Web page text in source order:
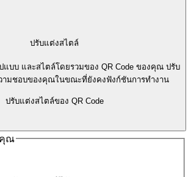
ปรับแต่งสไตล์
แบบ และสไตล์โดยรวมของ QR Code ของคุณ ปรับ
ามชอบของคุณในขณะที่ยังคงฟังก์ชันการทำงาน
ปรับแต่งสไตล์ของ QR Code
คุณ